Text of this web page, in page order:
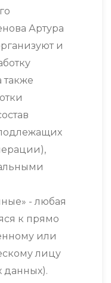
Артура
и
также
- любая
к прямо
или
лицу
данных).